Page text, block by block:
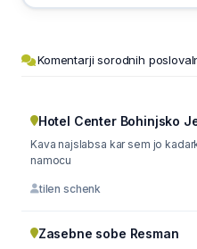
Komentarji sorodnih
Hotel Center Bohinjsko
Kava najslabsa kar sem jo
namocu
tilen schenk
Zasebne sobe Resman